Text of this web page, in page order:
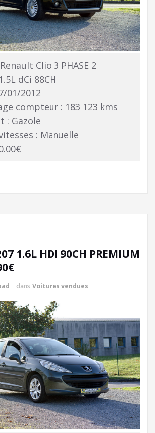
Clio 3 PHASE 2
dCi 88CH
01/2012
compteur : 183 123 kms
: Gazole
: Manuelle
1.6L HDI 90CH PREMIUM
dans Voitures vendues